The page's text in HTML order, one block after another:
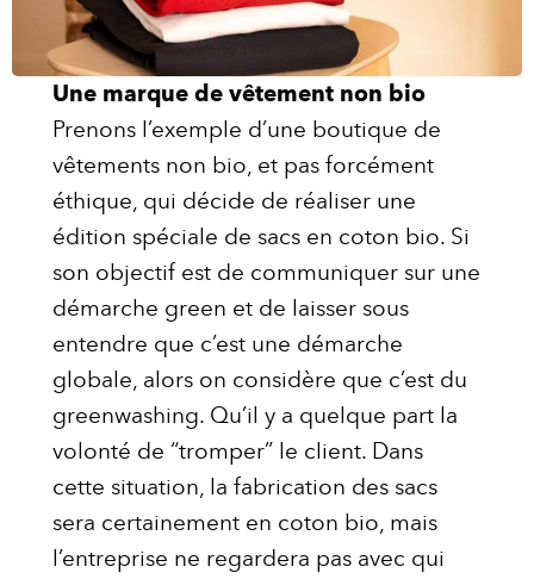
Une marque de vêtement non bio
Prenons l’exemple d’une boutique de
vêtements non bio, et pas forcément
éthique, qui décide de réaliser une
édition spéciale de sacs en coton bio. Si
son objectif est de communiquer sur une
démarche green et de laisser sous
entendre que c’est une démarche
globale, alors on considère que c’est du
greenwashing. Qu’il y a quelque part la
volonté de “tromper” le client. Dans
cette situation, la fabrication des sacs
sera certainement en coton bio, mais
l’entreprise ne regardera pas avec qui